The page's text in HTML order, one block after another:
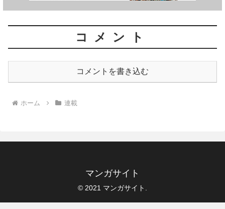
コメント
コメントを書き込む
ホーム 連載
マンガサイト
© 2021 マンガサイト.